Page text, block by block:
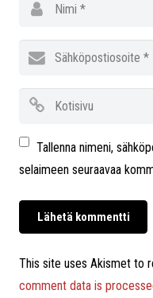
Tallenna nimeni,
selaimeen seuraavaa
This site uses Akismet to
comment data is